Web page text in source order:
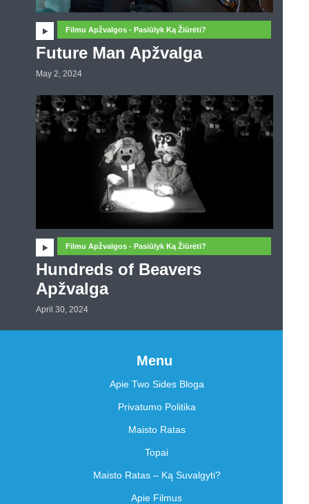
Filmu Apžvalgos - Pasiūlyk Ką Žiūrėti?
Future Man Apžvalga
May 2, 2024
Filmu Apžvalgos - Pasiūlyk Ką Žiūrėti?
Hundreds of Beavers
Apžvalga
April 30, 2024
Menu
Apie Two Sides Bloga
Privatumo Politika
Maisto Ratas
Topai
Maisto Ratas – Ką Suvalgyti?
Apie Filmus